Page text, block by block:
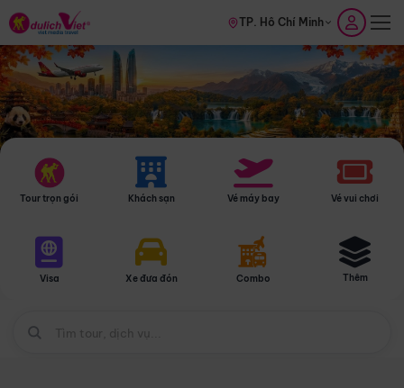
TP. Hồ Chí Minh
Tour trọn gói Khách sạn Vé máy bay Vé vui chơi
Visa Xe đưa đón Combo Thêm